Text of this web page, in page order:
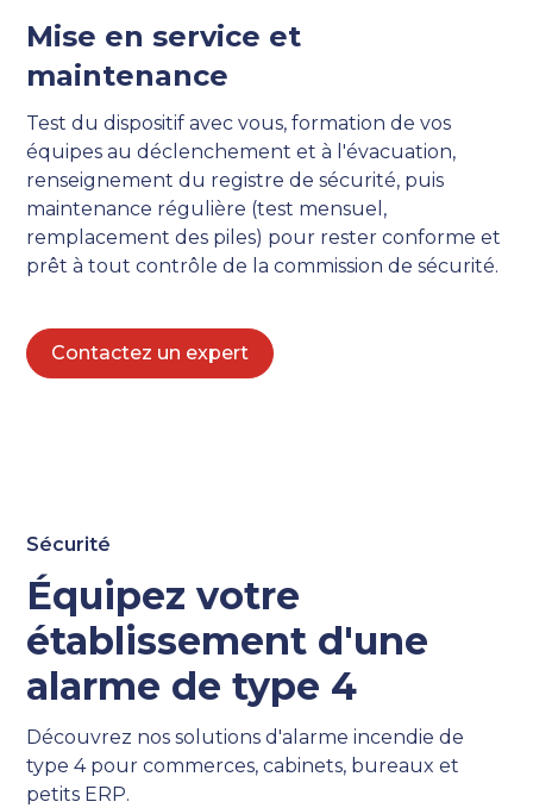
Mise en service et
maintenance
Test du dispositif avec vous, formation de vos
équipes au déclenchement et à l'évacuation,
renseignement du registre de sécurité, puis
maintenance régulière (test mensuel,
remplacement des piles) pour rester conforme et
prêt à tout contrôle de la commission de sécurité.
Contactez un expert
Sécurité
Équipez votre
établissement d'une
alarme de type 4
Découvrez nos solutions d'alarme incendie de
type 4 pour commerces, cabinets, bureaux et
petits ERP.